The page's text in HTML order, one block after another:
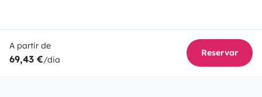
A partir de
69,43 €/dia
Reservar